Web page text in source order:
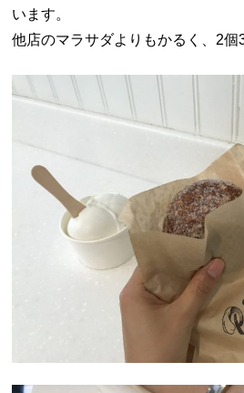
います。
他店のマラサダよりもかるく、2個